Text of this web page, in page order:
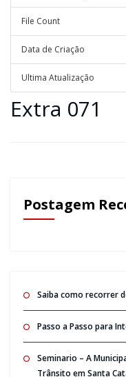
File Count
Data de Criação
Ultima Atualização
Extra 071
Postagem
Saiba como recorrer
Passo a Passo para
Seminario – A
Trânsito em Santa